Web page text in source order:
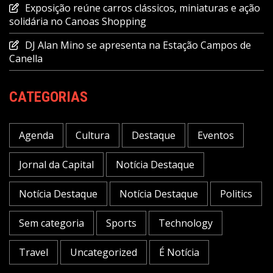
Exposição reúne carros clássicos, miniaturas e ação
solidária no Canoas Shopping
DJ Alan Mino se apresenta na Estação Campos de
Canella
CATEGORIAS
Agenda Cultura Destaque Eventos
Jornal da Capital Notícia Destaque
Notícia Destaque Notícia Destaque Politics
Sem categoria Sports Technology
Travel Uncategorized É Notícia